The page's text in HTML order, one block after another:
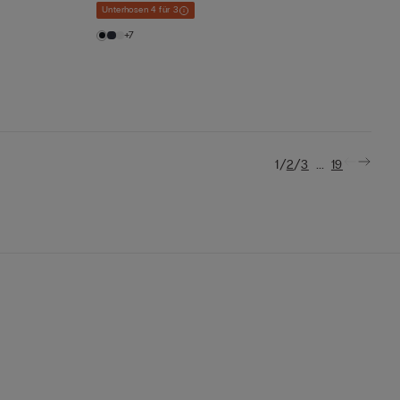
Unterhosen 4 für 3
+7
1/2/3 ... 19